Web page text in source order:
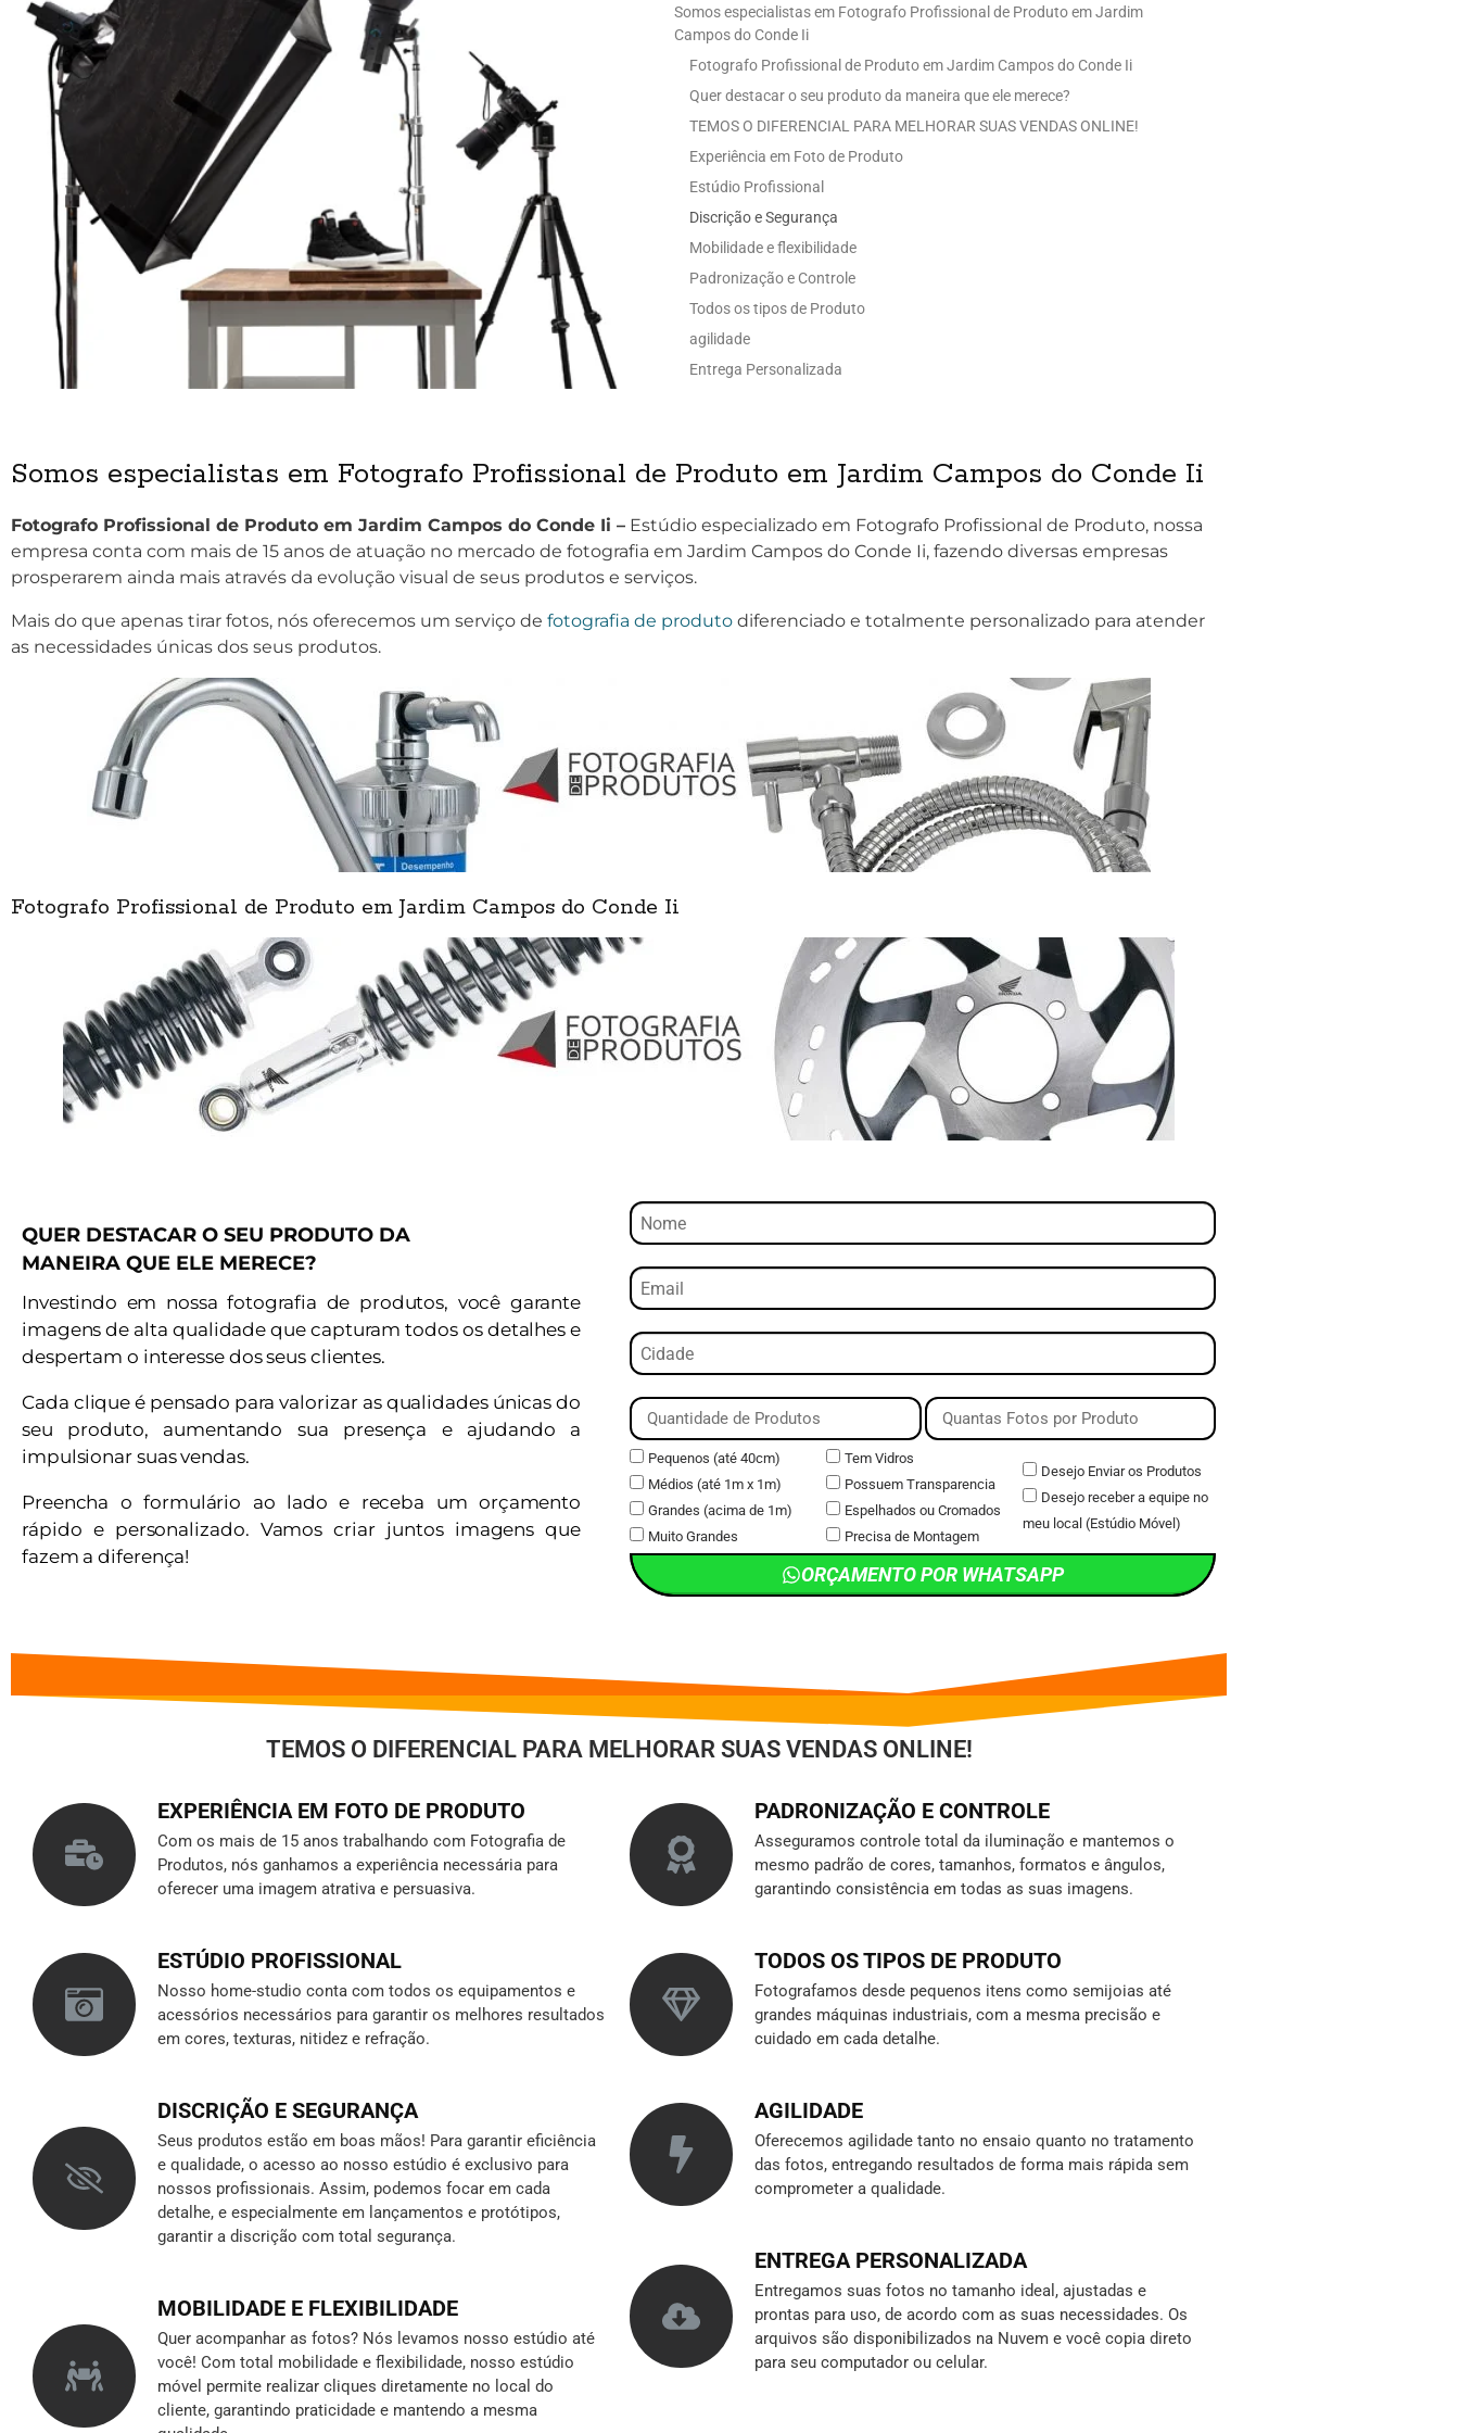
Somos especialistas em Fotografo Profissional de Produto em Jardim
Campos do Conde Ii
Fotografo Profissional de Produto em Jardim Campos do Conde Ii
Quer destacar o seu produto da maneira que ele merece?
TEMOS O DIFERENCIAL PARA MELHORAR SUAS VENDAS ONLINE!
Experiência em Foto de Produto
Estúdio Profissional
Discrição e Segurança
Mobilidade e flexibilidade
Padronização e Controle
Todos os tipos de Produto
agilidade
Entrega Personalizada
Somos especialistas em Fotografo Profissional de Produto em Jardim Campos do Conde Ii
Fotografo Profissional de Produto em Jardim Campos do Conde Ii – Estúdio especializado em Fotografo Profissional de Produto, nossa
empresa conta com mais de 15 anos de atuação no mercado de fotografia em Jardim Campos do Conde Ii, fazendo diversas empresas
prosperarem ainda mais através da evolução visual de seus produtos e serviços.
Mais do que apenas tirar fotos, nós oferecemos um serviço de fotografia de produto diferenciado e totalmente personalizado para atender
as necessidades únicas dos seus produtos.
Fotografo Profissional de Produto em Jardim Campos do Conde Ii
QUER DESTACAR O SEU PRODUTO DA
MANEIRA QUE ELE MERECE?
Investindo em nossa fotografia de produtos, você garante
imagens de alta qualidade que capturam todos os detalhes e
despertam o interesse dos seus clientes.
Cada clique é pensado para valorizar as qualidades únicas do
seu produto, aumentando sua presença e ajudando a
impulsionar suas vendas.
Preencha o formulário ao lado e receba um orçamento
rápido e personalizado. Vamos criar juntos imagens que
fazem a diferença!
Pequenos (até 40cm)
Médios (até 1m x 1m)
Grandes (acima de 1m)
Muito Grandes
Tem Vidros
Possuem Transparencia
Espelhados ou Cromados
Precisa de Montagem
Desejo Enviar os Produtos
Desejo receber a equipe no
meu local (Estúdio Móvel)
ORÇAMENTO POR WHATSAPP
TEMOS O DIFERENCIAL PARA MELHORAR SUAS VENDAS ONLINE!
EXPERIÊNCIA EM FOTO DE PRODUTO
Com os mais de 15 anos trabalhando com Fotografia de
Produtos, nós ganhamos a experiência necessária para
oferecer uma imagem atrativa e persuasiva.
ESTÚDIO PROFISSIONAL
Nosso home-studio conta com todos os equipamentos e
acessórios necessários para garantir os melhores resultados
em cores, texturas, nitidez e refração.
DISCRIÇÃO E SEGURANÇA
Seus produtos estão em boas mãos! Para garantir eficiência
e qualidade, o acesso ao nosso estúdio é exclusivo para
nossos profissionais. Assim, podemos focar em cada
detalhe, e especialmente em lançamentos e protótipos,
garantir a discrição com total segurança.
MOBILIDADE E FLEXIBILIDADE
Quer acompanhar as fotos? Nós levamos nosso estúdio até
você! Com total mobilidade e flexibilidade, nosso estúdio
móvel permite realizar cliques diretamente no local do
cliente, garantindo praticidade e mantendo a mesma
PADRONIZAÇÃO E CONTROLE
Asseguramos controle total da iluminação e mantemos o
mesmo padrão de cores, tamanhos, formatos e ângulos,
garantindo consistência em todas as suas imagens.
TODOS OS TIPOS DE PRODUTO
Fotografamos desde pequenos itens como semijoias até
grandes máquinas industriais, com a mesma precisão e
cuidado em cada detalhe.
AGILIDADE
Oferecemos agilidade tanto no ensaio quanto no tratamento
das fotos, entregando resultados de forma mais rápida sem
comprometer a qualidade.
ENTREGA PERSONALIZADA
Entregamos suas fotos no tamanho ideal, ajustadas e
prontas para uso, de acordo com as suas necessidades. Os
arquivos são disponibilizados na Nuvem e você copia direto
para seu computador ou celular.